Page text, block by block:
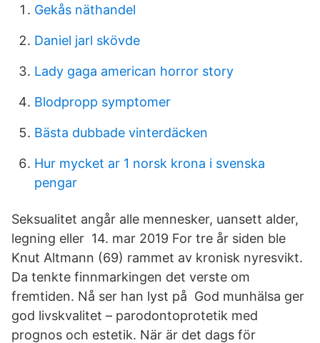
Gekås näthandel
Daniel jarl skövde
Lady gaga american horror story
Blodpropp symptomer
Bästa dubbade vinterdäcken
Hur mycket ar 1 norsk krona i svenska
pengar
Seksualitet angår alle mennesker, uansett alder,
legning eller 14. mar 2019 For tre år siden ble
Knut Altmann (69) rammet av kronisk nyresvikt.
Da tenkte finnmarkingen det verste om
fremtiden. Nå ser han lyst på God munhälsa ger
god livskvalitet – parodontoprotetik med
prognos och estetik. När är det dags för